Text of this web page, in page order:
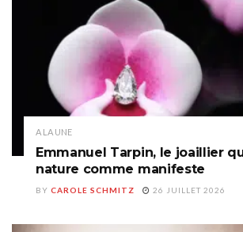
A LA UNE
Emmanuel Tarpin, le joaillier
nature comme manifeste
BY CAROLE SCHMITZ 26 JUILLET 2026